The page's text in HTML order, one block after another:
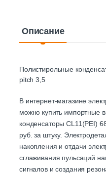
Описание
Полистирольные
pitch 3,5
В интернет-магазине
можно купить импортные
конденсаторы CL11(PEI)
руб. за штуку.
накопления и отдачи
сглаживания пульсаций
сигналов и создания